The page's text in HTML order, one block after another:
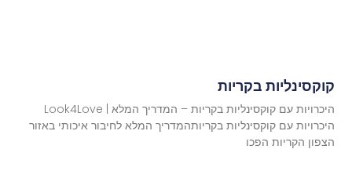
קוקסינליות בקריות
היכרויות עם קוקסינליות בקריות – המדריך המלא | Look4Love
היכרויות עם קוקסינליות בקריותהמדריך המלא לחיבור איכותי באזור
הצפון הקריות הפכו